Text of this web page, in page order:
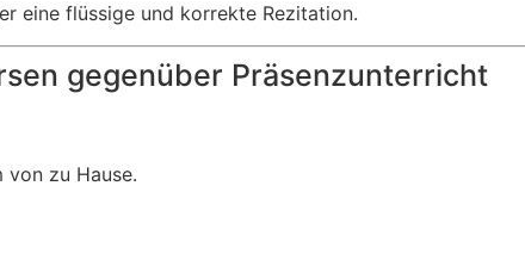
eine flüssige und korrekte Rezitation.
gegenüber Präsenzunterricht
von zu Hause.